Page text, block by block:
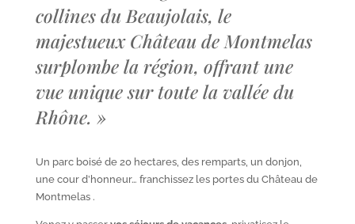
collines du Beaujolais, le
majestueux Château de Montmelas
surplombe la région, offrant une
vue unique sur toute la vallée du
Rhône. »
Un parc boisé de 20 hectares, des remparts, un donjon,
une cour d’honneur… franchissez les portes du Château de
Montmelas .